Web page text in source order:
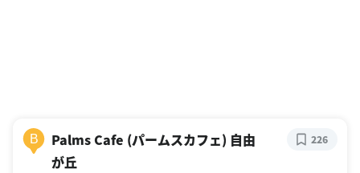
B
Palms Cafe (パームスカフェ) 自由
が丘
226